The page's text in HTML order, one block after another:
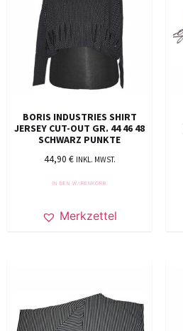
BORIS INDUSTRIES SHIRT
JERSEY CUT-OUT GR. 44 46 48
SCHWARZ PUNKTE
44,90 € INKL. MWST.
IN DEN WARENKORB
Merkzettel